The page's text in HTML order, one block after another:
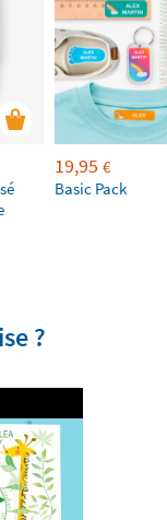
19,95 €
Basic Pack
?